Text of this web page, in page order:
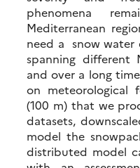
phenomena
Mediterranean
need a snow water
spanning different
and over a long
on meteorological
(100 m) that we
datasets,
model the
distributed model